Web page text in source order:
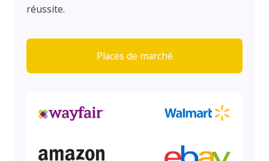
réussite.
Places de marché